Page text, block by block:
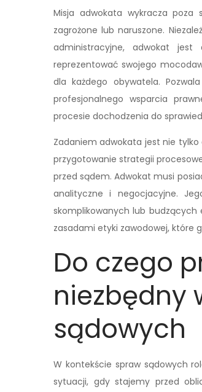
Misja adwokata wykracza
zagrożone lub naruszone.
administracyjne, adwokat
reprezentować swojego
dla każdego obywatela.
profesjonalnego wsparcia
procesie dochodzenia do
Zadaniem adwokata jest nie tylko
przygotowanie strategii
przed sądem. Adwokat musi
analityczne i negocjacyjne.
skomplikowanych lub
zasadami etyki zawodowej, które
Do czego
niezbędny
sądowych
W kontekście spraw sądowych
sytuacji, gdy stajemy przed